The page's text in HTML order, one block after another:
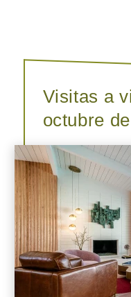
Visitas a
octubre